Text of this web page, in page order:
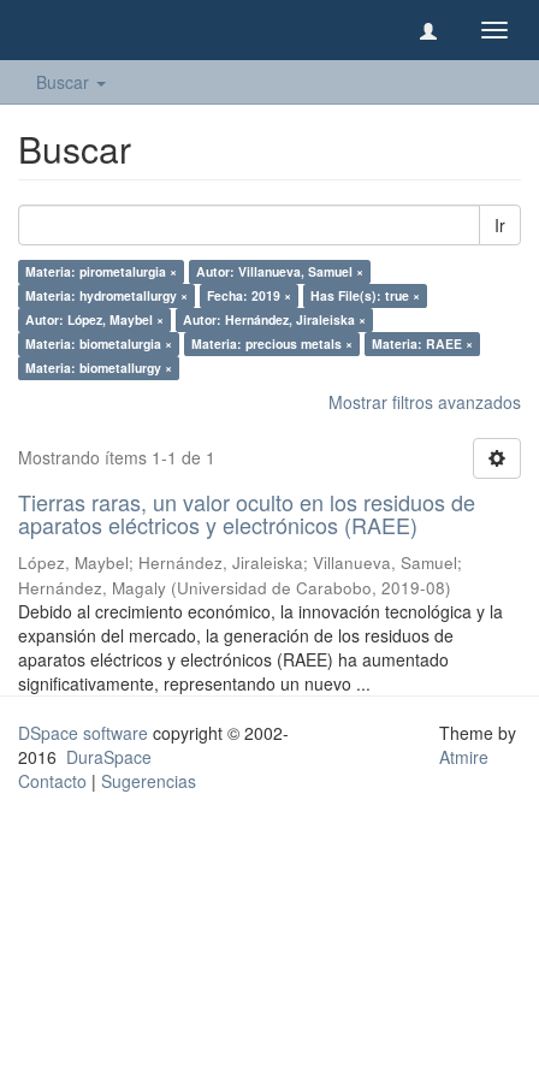
Buscar
Buscar
Ir
Materia: pirometalurgia ×
Autor: Villanueva, Samuel ×
Materia: hydrometallurgy ×
Fecha: 2019 ×
Has File(s): true ×
Autor: López, Maybel ×
Autor: Hernández, Jiraleiska ×
Materia: biometalurgia ×
Materia: precious metals ×
Materia: RAEE ×
Materia: biometallurgy ×
Mostrar filtros avanzados
Mostrando ítems 1-1 de 1
Tierras raras, un valor oculto en los residuos de
aparatos eléctricos y electrónicos (RAEE)
López, Maybel; Hernández, Jiraleiska; Villanueva, Samuel;
Hernández, Magaly (Universidad de Carabobo, 2019-08)
Debido al crecimiento económico, la innovación tecnológica y la
expansión del mercado, la generación de los residuos de
aparatos eléctricos y electrónicos (RAEE) ha aumentado
significativamente, representando un nuevo ...
DSpace software copyright © 2002-
2016 DuraSpace
Contacto | Sugerencias
Theme by
Atmire